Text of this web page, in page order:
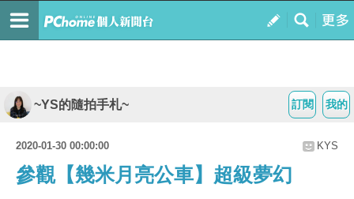
我的
訂閱
~YS的隨拍手札~
2020-01-30 00:00:00 KYS
參觀【幾米月亮公車】超級夢幻